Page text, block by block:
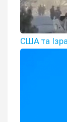
США та